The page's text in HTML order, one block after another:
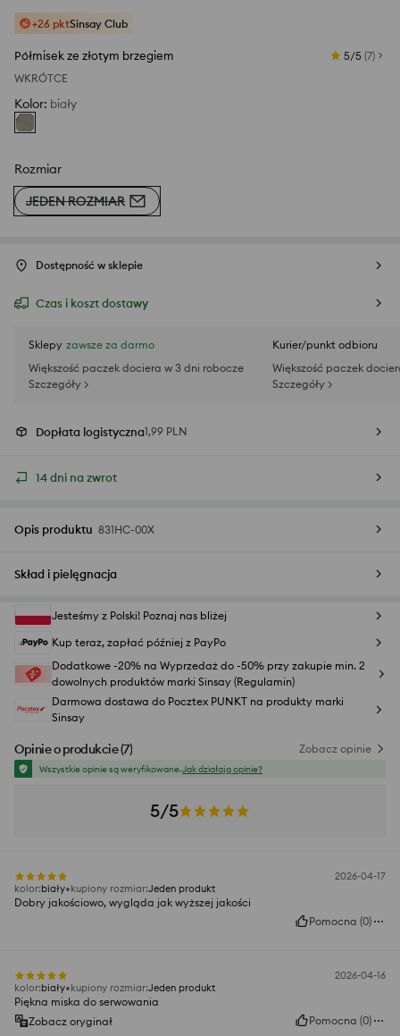
+26 pktSinsay Club
Półmisek ze złotym brzegiem 5/5 (7)
WKRÓTCE
Kolor: biały
Rozmiar
JEDEN ROZMIAR
Dostępność w sklepie
Czas i koszt dostawy
Sklepy zawsze za darmo
Większość paczek dociera w 3 dni robocze
Szczegóły >
Kurier/punkt odbioru
Większość paczek
Szczegóły >
Dopłata logistyczna1,99 PLN
14 dni na zwrot
Opis produktu 831HC-00X
Skład i pielęgnacja
Jesteśmy z Polski! Poznaj nas bliżej
Kup teraz, zapłać później z PayPo
Dodatkowe -20% na Wyprzedaż do -50% przy zakupie min. 2
dowolnych produktów marki Sinsay (Regulamin)
Darmowa dostawa do Pocztex PUNKT na produkty marki
Sinsay
Opinie o produkcie(7) Zobacz opinie
Wszystkie opinie są weryfikowane.Jak działają opinie?
5/5
2026-04-17
kolor:biały kupiony rozmiar:Jeden produkt
Dobry jakościowo, wygląda jak wyższej jakości
Pomocna (0)
2026-04-16
kolor:biały kupiony rozmiar:Jeden produkt
Piękna miska do serwowania
Zobacz oryginał
Pomocna (0)